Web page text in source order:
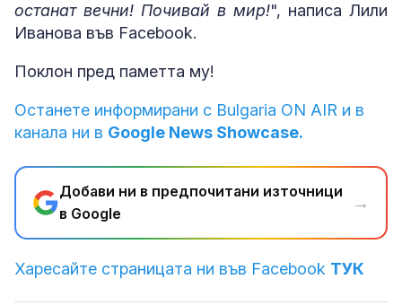
останат вечни! Почивай в мир!", написа Лили
Иванова във Facebook.
Поклон пред паметта му!
Останете информирани с Bulgaria ON AIR и в
канала ни в Google News Showcase.
Добави ни в предпочитани източници
в Google
→
Харесайте страницата ни във Facebook ТУК